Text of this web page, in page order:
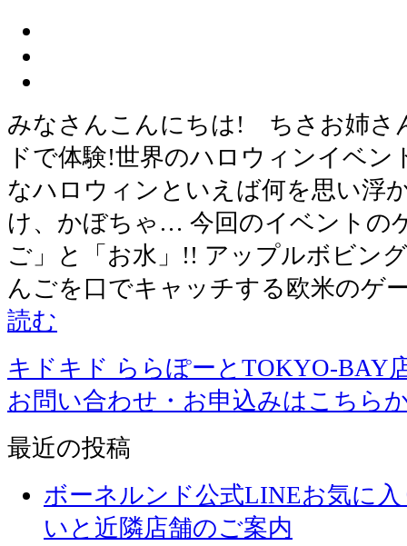
みなさんこんにちは! ちさお姉さ
ドで体験!世界のハロウィンイベン
なハロウィンといえば何を思い浮
け、かぼちゃ… 今回のイベントの
ご」と「お水」!! アップルボビン
んごを口でキャッチする欧米のゲ
読む
キドキド ららぽーとTOKYO-BAY
お問い合わせ・お申込みはこちら
最近の投稿
ボーネルンド公式LINEお気に
いと近隣店舗のご案内